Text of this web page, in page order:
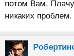
потом Вам.
никаких проблем.